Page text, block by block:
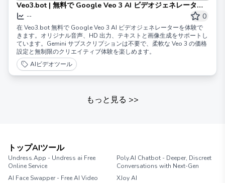
Veo3.bot | 無料で Google Veo 3 AI ビデオジェネレーター
を体験できます。オリジナル音声と1080Pの高画質に対応し
ています。
-- 0
在 Veo3.bot 無料で Google Veo 3 AI ビデオジェネレーターを体験で
きます。オリジナル音声、HD 出力、テキストと画像生成をサポートし
ています。Gemini サブスクリプションは不要で、柔軟な Veo 3 の価格
設定と無制限のクリエイティブ体験を楽しめます。
AIビデオツール
もっと見る >>
トップAIツール
Undress.App - Undress ai Free
Online Service
Poly.AI Chatbot - Deeper, Discreet
Conversations with Next-Gen
AI Face Swapper - Free AI Video
XJoy AI